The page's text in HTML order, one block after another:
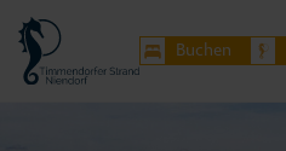
Buchen